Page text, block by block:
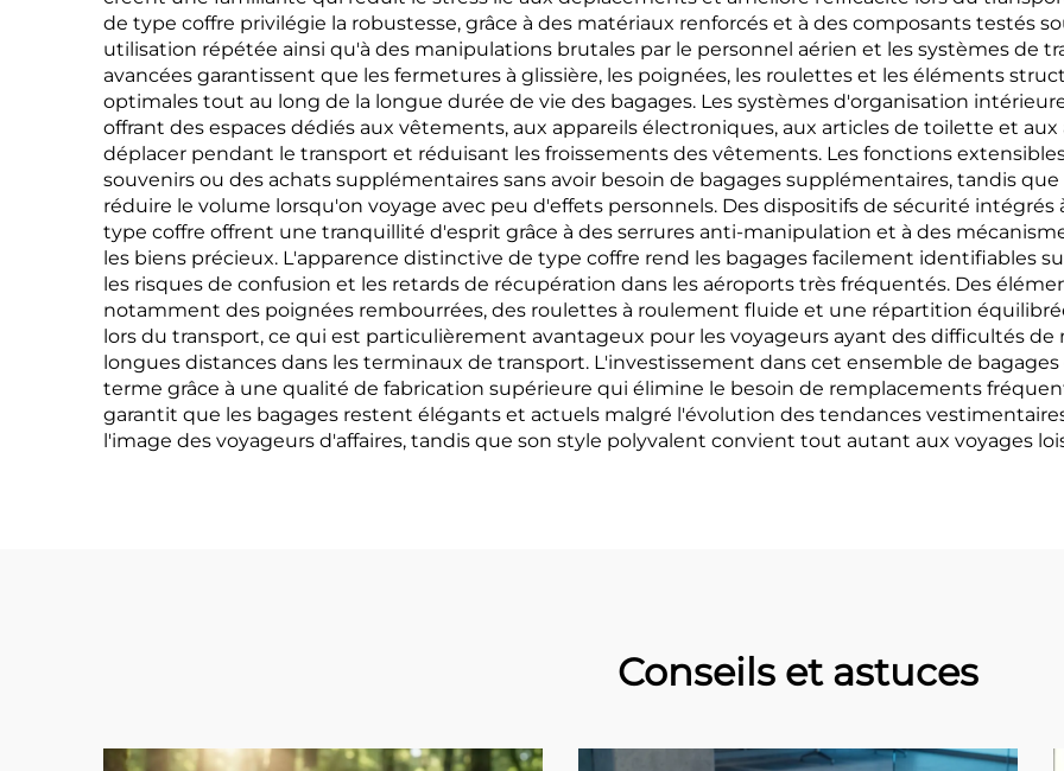
de type coffre privilégie la robustesse, grâce à des matériaux renforcés et à des composants testés
utilisation répétée ainsi qu'à des manipulations brutales par le personnel aérien et les systèmes de
avancées garantissent que les fermetures à glissière, les poignées, les roulettes et les éléments
optimales tout au long de la longue durée de vie des bagages. Les systèmes d'organisation
offrant des espaces dédiés aux vêtements, aux appareils électroniques, aux articles de toilette et
déplacer pendant le transport et réduisant les froissements des vêtements. Les fonctions
souvenirs ou des achats supplémentaires sans avoir besoin de bagages supplémentaires, tandis
réduire le volume lorsqu'on voyage avec peu d'effets personnels. Des dispositifs de sécurité
type coffre offrent une tranquillité d'esprit grâce à des serrures anti-manipulation et à des
les biens précieux. L'apparence distinctive de type coffre rend les bagages facilement identifiables
les risques de confusion et les retards de récupération dans les aéroports très fréquentés. Des
notamment des poignées rembourrées, des roulettes à roulement fluide et une répartition
lors du transport, ce qui est particulièrement avantageux pour les voyageurs ayant des difficultés
longues distances dans les terminaux de transport. L'investissement dans cet ensemble de
terme grâce à une qualité de fabrication supérieure qui élimine le besoin de remplacements
garantit que les bagages restent élégants et actuels malgré l'évolution des tendances
l'image des voyageurs d'affaires, tandis que son style polyvalent convient tout autant aux voyages
Conseils et astuces